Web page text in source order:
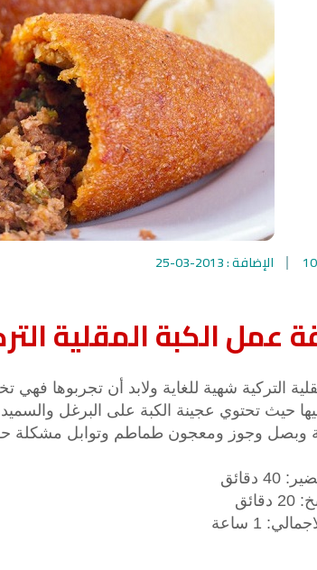
الإضافة : 2013-03-25
عمل الكبة المقلية
التركية شهية للغاية ولابد أن تجربوها
حيث تحتوي عجينة الكبة على البرغل
وبصل وجوز ومعجون طماطم وتوابل مشكلة
دقائق
1 ساعة
Ruqyah Shariah
Ruqyah Shariah Full Mishary
Rashid Al Afasy Mp3 الرقية
الشرعية
اقمار الهبارية
فريق أجناد للفن الاسلامي
15278 | 2025-11-03